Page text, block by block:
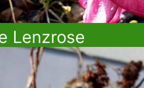
Lenzrose